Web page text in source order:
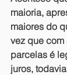
maioria,
maiores do
vez que
parcelas é
juros,